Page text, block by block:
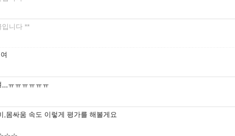
입니다 **
,,,ㅠㅠㅠㅠㅠㅠ
,몸싸움 속도 이렇게 평가를 해볼게요